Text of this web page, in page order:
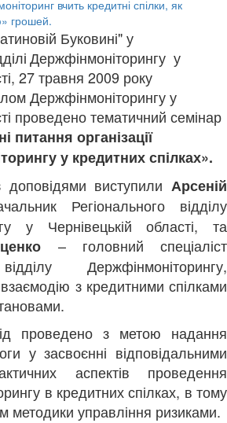
Буковині" у
Держфінмоніторингу у
27 травня 2009 року
Держфінмоніторингу у
проведено тематичний семінар
питання організації
у кредитних спілках».
доповідями виступилиАрсеній
Регіонального відділу
у Чернівецькій області, та
– головний спеціаліст
Держфінмоніторингу,
з кредитними спілками
проведено з метою надання
у засвоєнні відповідальними
аспектів проведення
в кредитних спілках, в тому
методики управління ризиками.